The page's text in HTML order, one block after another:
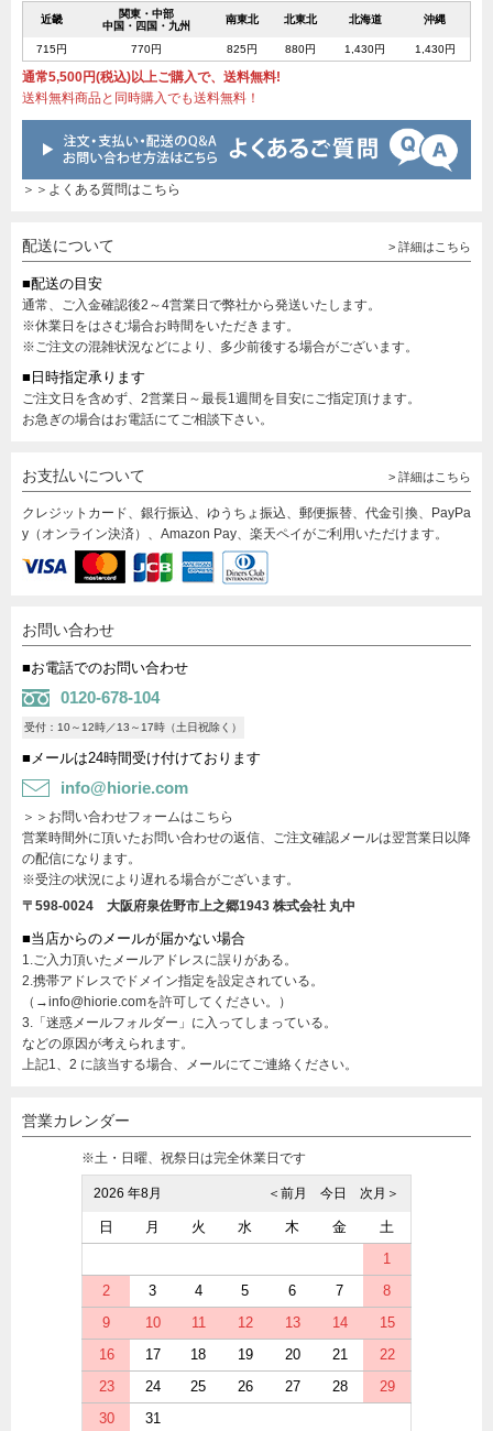
近畿
関東・中部
中国・四国・九州
南東北 北東北 北海道 沖縄
715円 770円 825円 880円 1,430円 1,430円
通常5,500円(税込)以上ご購入で、送料無料!
送料無料商品と同時購入でも送料無料！
＞＞よくある質問はこちら
配送について > 詳細はこちら
■配送の目安
通常、ご入金確認後2～4営業日で弊社から発送いたします。
※休業日をはさむ場合お時間をいただきます。
※ご注文の混雑状況などにより、多少前後する場合がございます。
■日時指定承ります
ご注文日を含めず、2営業日～最長1週間を目安にご指定頂けます。
お急ぎの場合はお電話にてご相談下さい。
お支払いについて > 詳細はこちら
クレジットカード、銀行振込、ゆうちょ振込、郵便振替、代金引換、PayPa
y（オンライン決済）、Amazon Pay、楽天ペイがご利用いただけます。
お問い合わせ
■お電話でのお問い合わせ
0120-678-104
受付：10～12時／13～17時（土日祝除く）
■メールは24時間受け付けております
info@hiorie.com
＞＞お問い合わせフォームはこちら
営業時間外に頂いたお問い合わせの返信、ご注文確認メールは翌営業日以降
の配信になります。
※受注の状況により遅れる場合がございます。
〒598-0024 大阪府泉佐野市上之郷1943 株式会社 丸中
■当店からのメールが届かない場合
1.ご入力頂いたメールアドレスに誤りがある。
2.携帯アドレスでドメイン指定を設定されている。
（→info@hiorie.comを許可してください。）
3.「迷惑メールフォルダー」に入ってしまっている。
などの原因が考えられます。
上記1、2 に該当する場合、メールにてご連絡ください。
営業カレンダー
※土・日曜、祝祭日は完全休業日です
2026 年8月 次月＞
今日
＜前月
日 月 火 水 木 金
土
1
2
3 4 5 6 7
8
9
10 11 12 13 14
15
16
17 18 19 20 21
22
23
24 25 26 27 28
29
30
31